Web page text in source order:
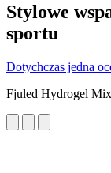
Stylowe
sportu
Dotychczas jedna
Fjuled Hydrogel